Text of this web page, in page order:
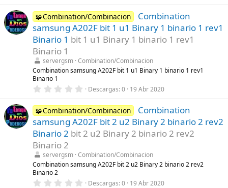
0
0
e
s
t
r
l
l
a
s
🧩Combination/Combinacion
Combination
samsung A202F bit 1 u1 Binary 1 binario 1 rev1
Binario 1 bit 1 u1 Binary 1 binario 1 rev1
Binario 1
servergsm Combination/Combinacion
Combination samsung A202F bit 1 u1 Binary 1 binario 1 rev1
Binario 1
0
0
0
e
s
t
r
l
l
a
s
Descargas 0 19 Abr 2020
🧩Combination/Combinacion
Combination
samsung A202F bit 2 u2 Binary 2 binario 2 rev2
Binario 2 bit 2 u2 Binary 2 binario 2 rev2
Binario 2
servergsm Combination/Combinacion
Combination samsung A202F bit 2 u2 Binary 2 binario 2 rev2
Binario 2
0 Descargas 0 19 Abr 2020